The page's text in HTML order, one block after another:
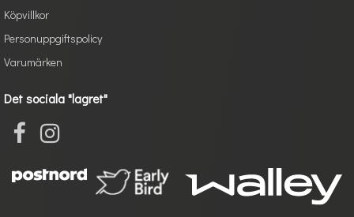
Köpvillkor
Personuppgiftspolicy
Varumärken
Det sociala "lagret"